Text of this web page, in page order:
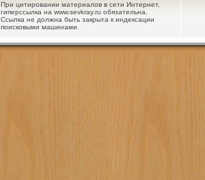
При цитировании материалов в сети Интернет,
гиперссылка на www.sevkray.ru обязательна.
Ссылка не должна быть закрыта к индексации
поисковыми машинами.